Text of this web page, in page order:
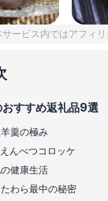
サービス内ではアフィ
すすめ返礼品9選
羹の極み
んべつコロッケ
健康生活
わら最中の秘密